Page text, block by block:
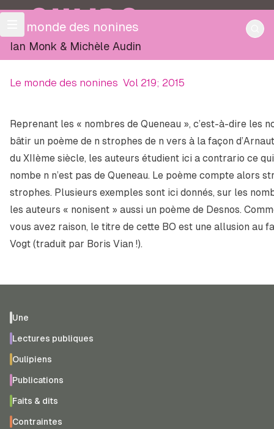
OULIPO
Le monde des nonines
Ian Monk & Michèle Audin
Le monde des nonines Vol 219; 2015
Reprenant les « nombres de Queneau », c’est-à-dire les
bâtir un poème de n strophes de n vers à la façon
du XIIème siècle, les auteurs étudient ici a contrario ce
nombe n n’est pas de Queneau. Le poème compte alors
strophes. Plusieurs exemples sont ici donnés, sur les
les auteurs « nonisent » aussi un poème de Desnos.
vous avez raison, le titre de cette BO est une allusion au
Vogt (traduit par Boris Vian !).
Une
Lectures publiques
Oulipiens
Publications
Faits & dits
Contraintes